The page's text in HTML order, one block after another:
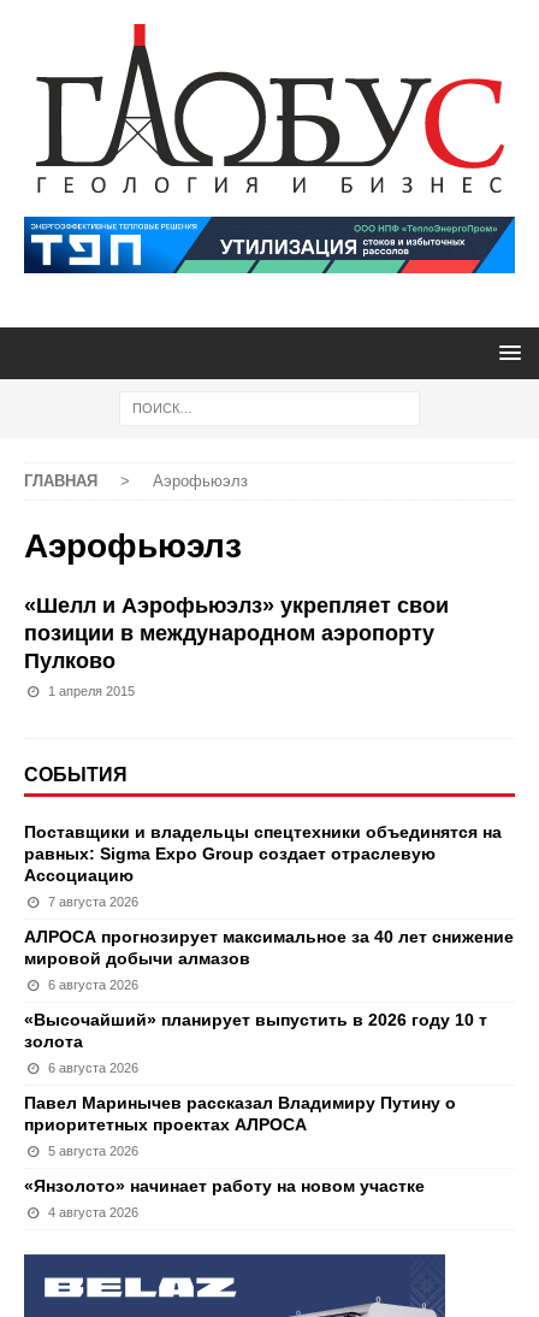
ГЛАВНАЯ > Аэрофьюэлз
Аэрофьюэлз
«Шелл и Аэрофьюэлз» укрепляет свои
позиции в международном аэропорту
Пулково
1 апреля 2015
СОБЫТИЯ
Поставщики и владельцы спецтехники объединятся на
равных: Sigma Expo Group создает отраслевую
Ассоциацию
7 августа 2026
АЛРОСА прогнозирует максимальное за 40 лет снижение
мировой добычи алмазов
6 августа 2026
«Высочайший» планирует выпустить в 2026 году 10 т
золота
6 августа 2026
Павел Маринычев рассказал Владимиру Путину о
приоритетных проектах АЛРОСА
5 августа 2026
«Янзолото» начинает работу на новом участке
4 августа 2026